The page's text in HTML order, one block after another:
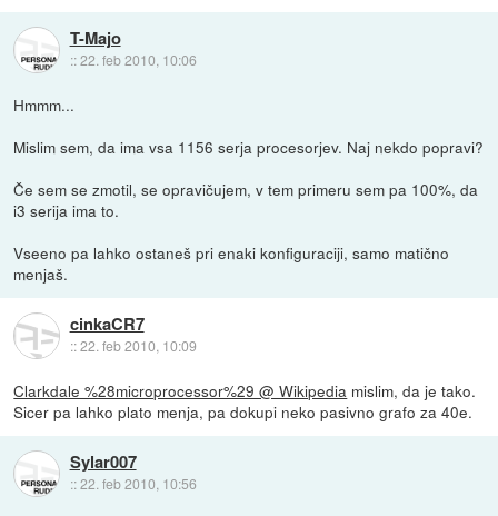
T-Majo
::22. feb 2010, 10:06
Hmmm...
Mislim sem, da ima vsa 1156 serja procesorjev. Naj nekdo popravi?
Če sem se zmotil, se opravičujem, v tem primeru sem pa 100%, da
i3 serija ima to.
Vseeno pa lahko ostaneš pri enaki konfiguraciji, samo matično
menjaš.
cinkaCR7
::22. feb 2010, 10:09
Clarkdale %28microprocessor%29 @ Wikipedia mislim, da je tako.
Sicer pa lahko plato menja, pa dokupi neko pasivno grafo za 40e.
Sylar007
::22. feb 2010, 10:56